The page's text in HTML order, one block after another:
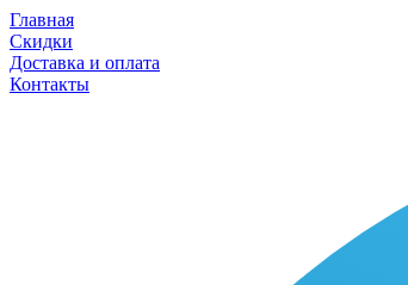
Главная
Скидки
Доставка и оплата
Контакты